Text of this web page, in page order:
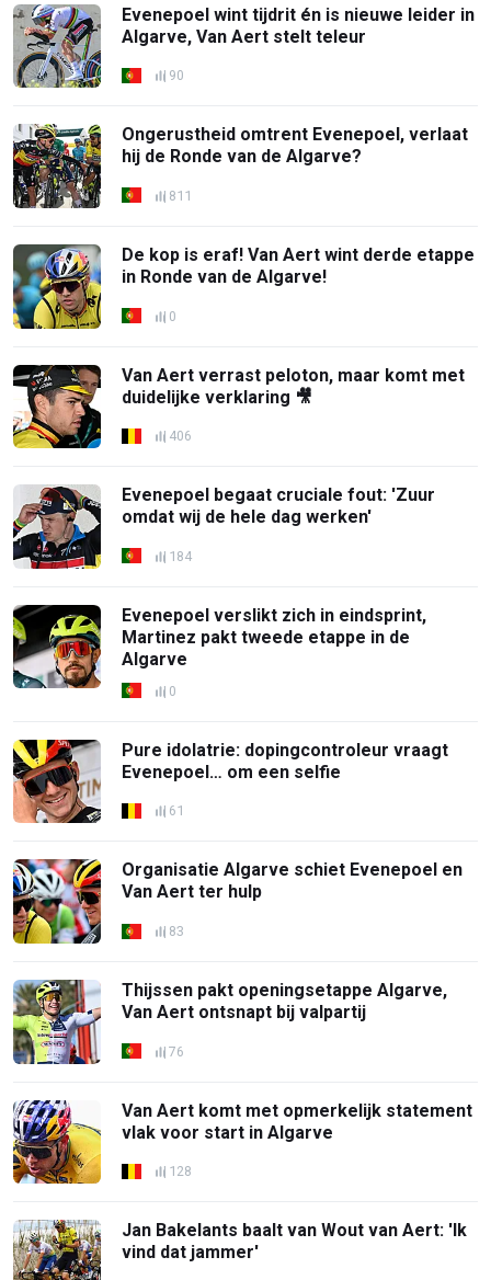
Evenepoel wint tijdrit én is nieuwe leider in
Algarve, Van Aert stelt teleur
90
Ongerustheid omtrent Evenepoel, verlaat
hij de Ronde van de Algarve?
811
De kop is eraf! Van Aert wint derde etappe
in Ronde van de Algarve!
0
Van Aert verrast peloton, maar komt met
duidelijke verklaring 🎥
406
Evenepoel begaat cruciale fout: 'Zuur
omdat wij de hele dag werken'
184
Evenepoel verslikt zich in eindsprint,
Martinez pakt tweede etappe in de
Algarve
0
Pure idolatrie: dopingcontroleur vraagt
Evenepoel… om een selfie
61
Organisatie Algarve schiet Evenepoel en
Van Aert ter hulp
83
Thijssen pakt openingsetappe Algarve,
Van Aert ontsnapt bij valpartij
76
Van Aert komt met opmerkelijk statement
vlak voor start in Algarve
128
Jan Bakelants baalt van Wout van Aert: 'Ik
vind dat jammer'